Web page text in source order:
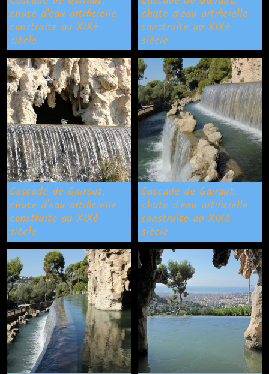
chute d'eau artificielle
construite au XIXè
siècle
chute d'eau artificielle
construite au XIXè
siècle
Cascade de Gairaut,
chute d'eau artificielle
construite au XIXè
siècle
Cascade de Gairaut,
chute d'eau artificielle
construite au XIXè
siècle